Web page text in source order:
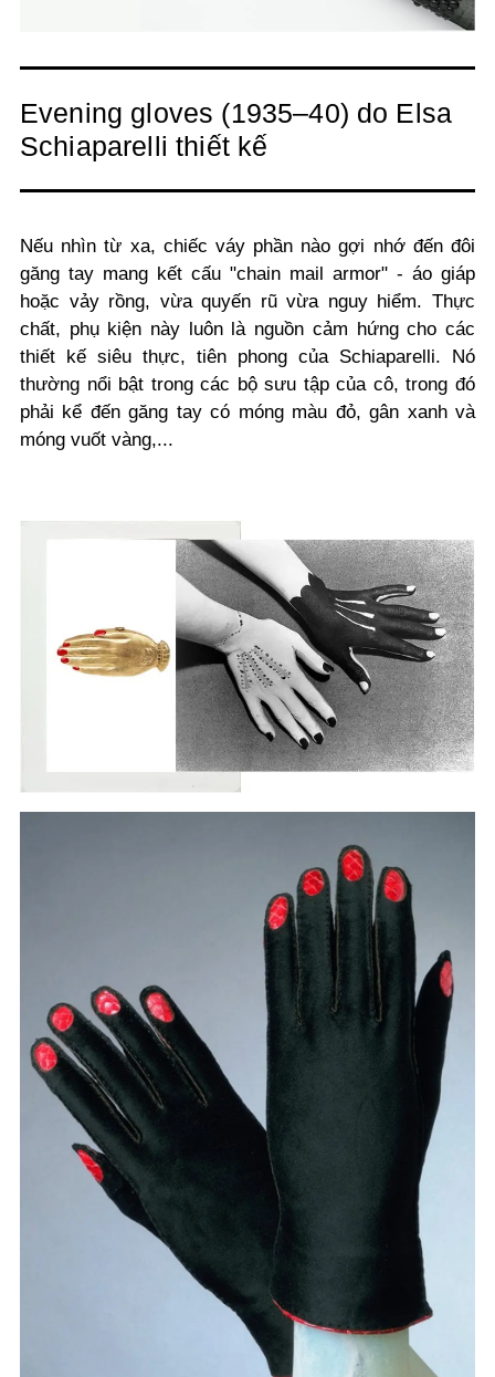
Evening gloves (1935–40) do Elsa
Schiaparelli thiết kế
Nếu nhìn từ xa, chiếc váy phần nào gợi nhớ đến đôi
găng tay mang kết cấu "chain mail armor" - áo giáp
hoặc vảy rồng, vừa quyến rũ vừa nguy hiểm. Thực
chất, phụ kiện này luôn là nguồn cảm hứng cho các
thiết kế siêu thực, tiên phong của Schiaparelli. Nó
thường nổi bật trong các bộ sưu tập của cô, trong đó
phải kể đến găng tay có móng màu đỏ, gân xanh và
móng vuốt vàng,...